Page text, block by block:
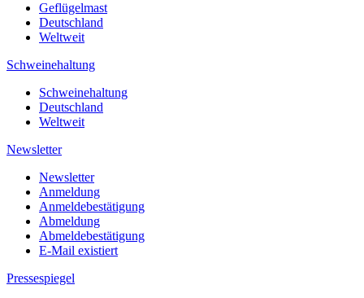
Geflügelmast
Deutschland
Weltweit
Schweinehaltung
Schweinehaltung
Deutschland
Weltweit
Newsletter
Newsletter
Anmeldung
Anmeldebestätigung
Abmeldung
Abmeldebestätigung
E-Mail existiert
Pressespiegel